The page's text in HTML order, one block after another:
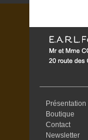
Présentation
Boutique
Contact
Newsletter